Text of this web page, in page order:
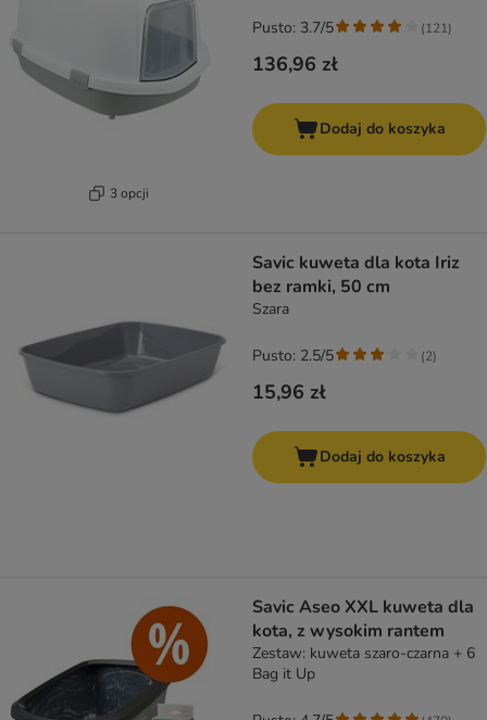
3 opcji
136,96 zł
Pusto: 3.7/5 (121)
Dodaj do koszyka
Savic kuweta dla kota Iriz
bez ramki, 50 cm
Szara
15,96 zł
Pusto: 2.5/5 (2)
Dodaj do koszyka
Savic Aseo XXL kuweta dla
kota, z wysokim rantem
Zestaw: kuweta szaro-czarna + 6
Bag it Up